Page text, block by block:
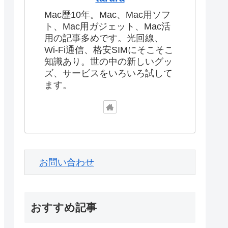
Mac歴10年。Mac、Mac用ソフ
ト、Mac用ガジェット、Mac活
用の記事多めです。光回線、
Wi-Fi通信、格安SIMにそこそこ
知識あり。世の中の新しいグッ
ズ、サービスをいろいろ試して
ます。
お問い合わせ
おすすめ記事